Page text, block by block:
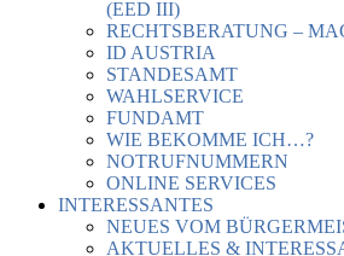
(EED III)
RECHTSBERATUNG –
ID AUSTRIA
STANDESAMT
WAHLSERVICE
FUNDAMT
WIE BEKOMME ICH…?
NOTRUFNUMMERN
ONLINE SERVICES
INTERESSANTES
NEUES VOM
AKTUELLES &